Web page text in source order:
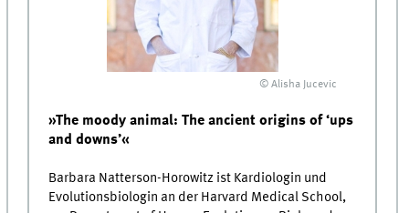
© Alisha Jucevic
»The moody animal: The ancient origins of ‘ups
and downs’«
Barbara Natterson-Horowitz ist Kardiologin und
Evolutionsbiologin an der Harvard Medical School,